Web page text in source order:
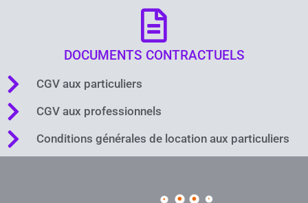
DOCUMENTS CONTRACTUELS
CGV aux particuliers
CGV aux professionnels
Conditions générales de location aux particuliers